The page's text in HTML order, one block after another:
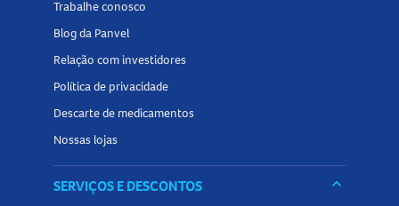
Em caso de irritação, suspenda o uso.
Tamanho do produto
Sérum Para Unhas Top Beauty Sorinho
em embalagem com35ml
na Panvel Farmácias e encontre tudo o que precisa
Trabalhe conosco
Blog da Panvel
Relação com investidores
Política de privacidade
Descarte de medicamentos
Nossas lojas
SERVIÇOS E DESCONTOS keyboard_arrow_down